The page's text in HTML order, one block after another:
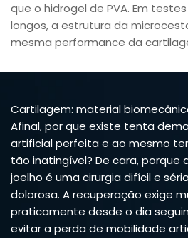
que o hidrogel de PVA. Em
longos, a estrutura da
mesma performance da
Cartilagem: material
Afinal, por que existe tenta
artificial perfeita e ao mesmo
tão inatingível? De cara, porque
joelho é uma cirurgia difícil e
dolorosa. A recuperação exige
praticamente desde o dia
evitar a perda de mobilidade